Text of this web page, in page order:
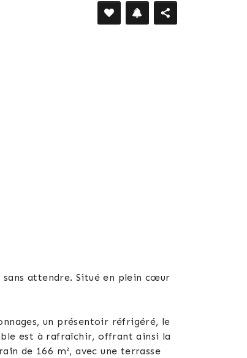
sans attendre. Situé en plein cœur
de 166 m², avec une terrasse